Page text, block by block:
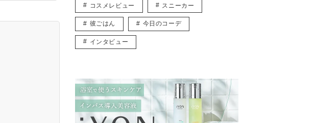
コスメレビュー スニーカー
彼ごはん 今日のコーデ
インタビュー